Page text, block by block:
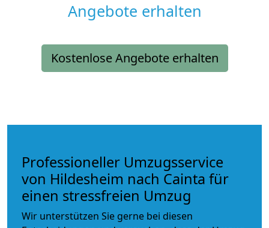
Angebote erhalten
Kostenlose Angebote erhalten
Professioneller Umzugsservice
von Hildesheim nach Cainta für
einen stressfreien Umzug
Wir unterstützen Sie gerne bei diesen